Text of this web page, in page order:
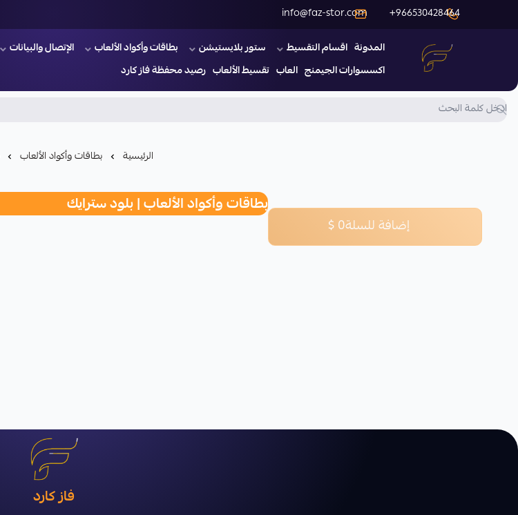
+966530428464
info@faz-stor.com
فاز كارد
المدونة اقسام التقسيط ستور بلايستيشن بطاقات وأكواد الألعاب الإتصال والبيانات
اكسسوارات الجيمنج العاب تقسيط الألعاب رصيد محفظة فاز كارد
الرئيسية بطاقات وأكواد الألعاب
إضافة للسلة0
$
بطاقات وأكواد الألعاب | بلود سترايك
فاز كارد